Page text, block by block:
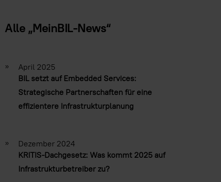
Alle „MeinBIL-News“
»
April 2025
BIL setzt auf Embedded Services:
Strategische Partnerschaften für eine
effizientere Infrastrukturplanung
»
Dezember 2024
KRITIS-Dachgesetz: Was kommt 2025 auf
Infrastrukturbetreiber zu?